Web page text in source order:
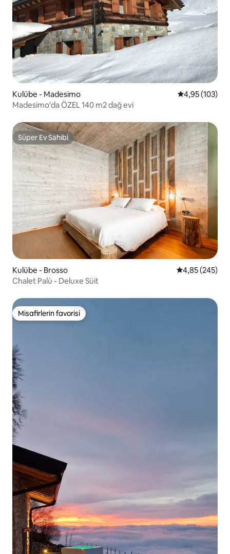
Kulübe - Madesimo 5 üzerinden
4,95 (103)
Madesimo'da ÖZEL 140 m2 dağ evi
Süper Ev Sahibi
Süper Ev Sahibi
Kulübe - Brosso 5 üzerinden
4,85 (245)
Chalet Palù - Deluxe Süit
Misafirlerin favorisi
Misafirlerin favorisi